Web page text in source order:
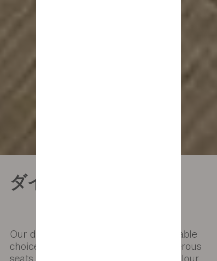
ダイニングチェア
Our dining room chairs are a comfortable
choice for your guests with their generous
seats and curved backs. Select the colour